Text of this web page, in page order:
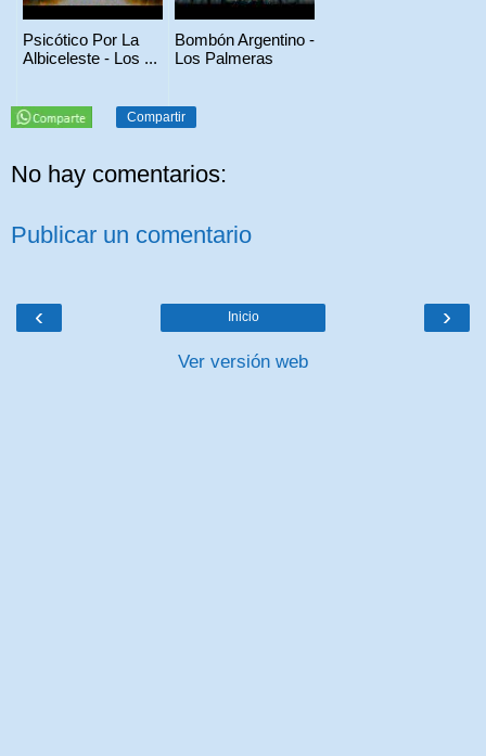
Psicótico Por La
Albiceleste - Los ...
Bombón Argentino -
Los Palmeras
Compartir
No hay comentarios:
Publicar un comentario
‹ ›
Inicio
Ver versión web